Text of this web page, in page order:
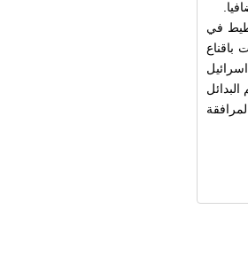
في
باقناع